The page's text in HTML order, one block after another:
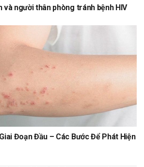
và người thân phòng tránh bệnh HIV
Đoạn Đầu – Các Bước Để Phát Hiện